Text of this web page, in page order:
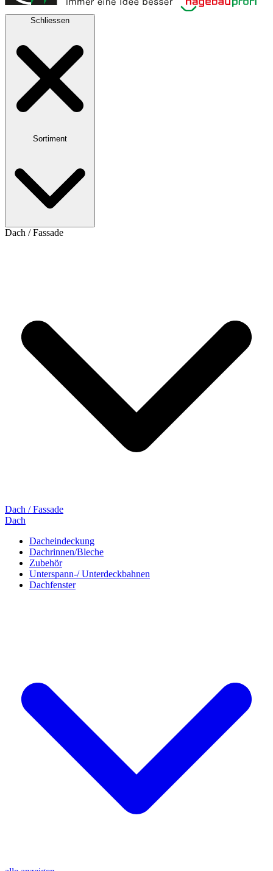
Schliessen
Sortiment
Dach / Fassade
Dach / Fassade
Dach
Dacheindeckung
Dachrinnen/Bleche
Zubehör
Unterspann-/ Unterdeckbahnen
Dachfenster